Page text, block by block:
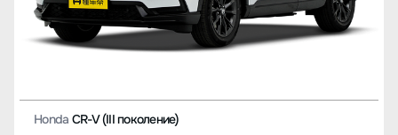
Honda CR-V (III поколение)